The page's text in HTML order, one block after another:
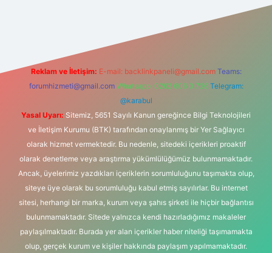
Reklam ve İletişim: E-mail: backlinkpaneli@gmail.com Teams:
forumhizmeti@gmail.com Whatsapp: 0262 606 0 726 Telegram:
@karabul
Yasal Uyarı: Sitemiz, 5651 Sayılı Kanun gereğince Bilgi Teknolojileri
ve İletişim Kurumu (BTK) tarafından onaylanmış bir Yer Sağlayıcı
olarak hizmet vermektedir. Bu nedenle, sitedeki içerikleri proaktif
olarak denetleme veya araştırma yükümlülüğümüz bulunmamaktadır.
Ancak, üyelerimiz yazdıkları içeriklerin sorumluluğunu taşımakta olup,
siteye üye olarak bu sorumluluğu kabul etmiş sayılırlar. Bu internet
sitesi, herhangi bir marka, kurum veya şahıs şirketi ile hiçbir bağlantısı
bulunmamaktadır. Sitede yalnızca kendi hazırladığımız makaleler
paylaşılmaktadır. Burada yer alan içerikler haber niteliği taşımamakta
olup, gerçek kurum ve kişiler hakkında paylaşım yapılmamaktadır.